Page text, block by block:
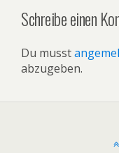
Schreibe einen
Du musst
abzugeben.